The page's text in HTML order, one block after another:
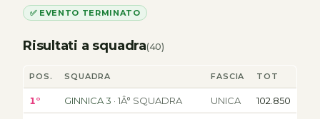
✅ EVENTO TERMINATO
Risultati a squadra(40)
POS. SQUADRA FASCIA TOT
1° GINNICA 3 · 1Â° SQUADRA UNICA 102.850